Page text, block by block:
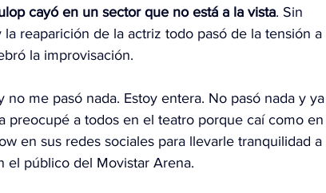
cayó en un sector que no está a la vista. Sin
reaparición de la actriz todo pasó de la tensión a
la improvisación.
no me pasó nada. Estoy entera. No pasó nada y
preocupé a todos en el teatro porque caí como
en sus redes sociales para llevarle tranquilidad a
el público del Movistar Arena.